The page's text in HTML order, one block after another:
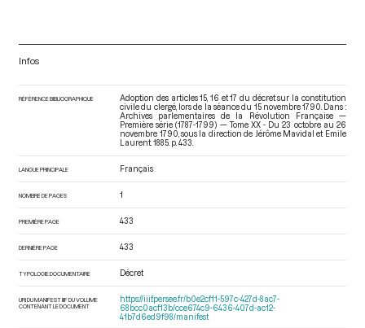
Infos
RÉFÉRENCE BIBLIOGRAPHIQUE
Adoption des articles 15, 16 et 17 du décret sur la constitution
civile du clergé, lors de la séance du 15 novembre 1790. Dans :
Archives parlementaires de la Révolution Française —
Première série (1787-1799) — Tome XX - Du 23 octobre au 26
novembre 1790 , sous la direction de Jérôme Mavidal et Emile
Laurent. 1885. p. 433.
LANGUE PRINCIPALE Français
NOMBRE DE PAGES 1
PREMIÈRE PAGE 433
DERNIÈRE PAGE 433
TYPOLOGIE DOCUMENTAIRE Décret
URI DU MANIFEST IIIF DU VOLUME
CONTENANT LE DOCUMENT
https://iiif.persee.fr/b0e2cf11-597c-427d-8ac7-
68bcc0acf13b/cce674c9-6436-407d-ac12-
41b7d6ed9f98/manifest